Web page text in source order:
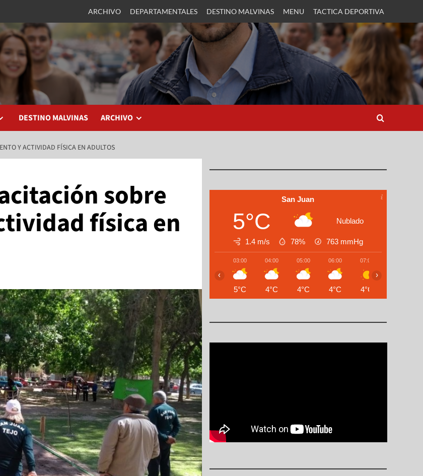
ARCHIVO DEPARTAMENTALES DESTINO MALVINAS MENU TACTICA DEPORTIVA
DESTINO MALVINAS ARCHIVO
Y ACTIVIDAD FÍSICA EN ADULTOS
sobre
física en
San Juan
5°C Nublado
1.4 m/s 78% 763 mmHg
03:00
5°C
04:00
4°C
05:00
4°C
06:00
4°C
07:00
4°C
‹ ›